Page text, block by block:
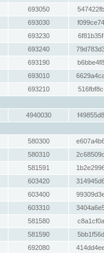
693050
693030
693230
693240
693190
693010
693210
4940030
580300
580310
581591
603420
603400
603310
581580
581590
692080